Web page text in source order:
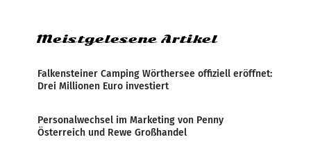
Meistgelesene Artikel
Falkensteiner Camping Wörthersee offiziell eröffnet:
Drei Millionen Euro investiert
Personalwechsel im Marketing von Penny
Österreich und Rewe Großhandel